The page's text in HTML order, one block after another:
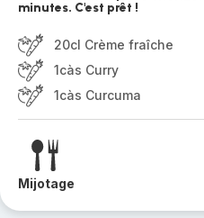
minutes. C'est prêt !
20cl Crème fraîche
1càs Curry
1càs Curcuma
Mijotage